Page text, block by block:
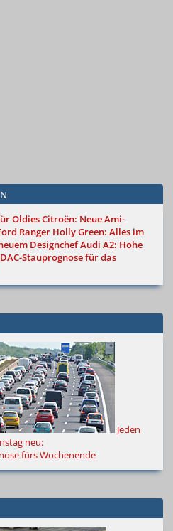
OldiesCitroën: Neue Ami-
Ranger Holly Green: Alles im
DesignchefAudi A2: Hohe
Stauprognose für das
Jeden
neu:
fürs Wochenende